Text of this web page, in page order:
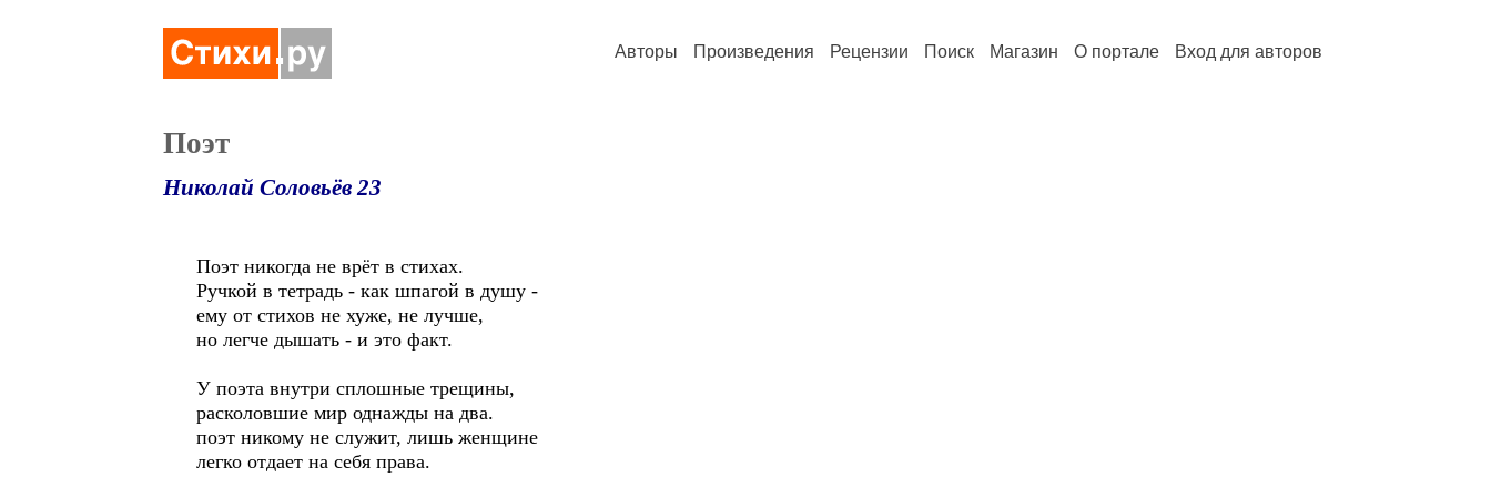
Авторы Произведения Рецензии Поиск Магазин О портале Вход для авторов
Поэт
Николай Соловьёв 23
Поэт никогда не врёт в стихах.
Ручкой в тетрадь - как шпагой в душу -
ему от стихов не хуже, не лучше,
но легче дышать - и это факт.
У поэта внутри сплошные трещины,
расколовшие мир однажды на два.
поэт никому не служит, лишь женщине
легко отдает на себя права.